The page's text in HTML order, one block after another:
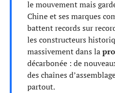
le mouvement mais
Chine et ses marques
battent records sur
les constructeurs
massivement dans la
décarbonée : de
des chaînes
partout.